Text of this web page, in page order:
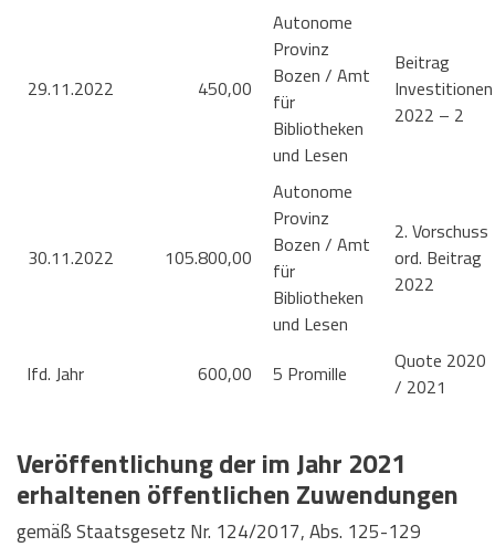
29.11.2022 450,00
Autonome
Provinz
Bozen / Amt
für
Bibliotheken
und Lesen
Beitrag
Investitionen
2022 – 2
30.11.2022 105.800,00
Autonome
Provinz
Bozen / Amt
für
Bibliotheken
und Lesen
2. Vorschuss
ord. Beitrag
2022
lfd. Jahr 600,00 5 Promille
Quote 2020
/ 2021
Veröffentlichung der im Jahr 2021
erhaltenen öffentlichen Zuwendungen
gemäß Staatsgesetz Nr. 124/2017, Abs. 125-129